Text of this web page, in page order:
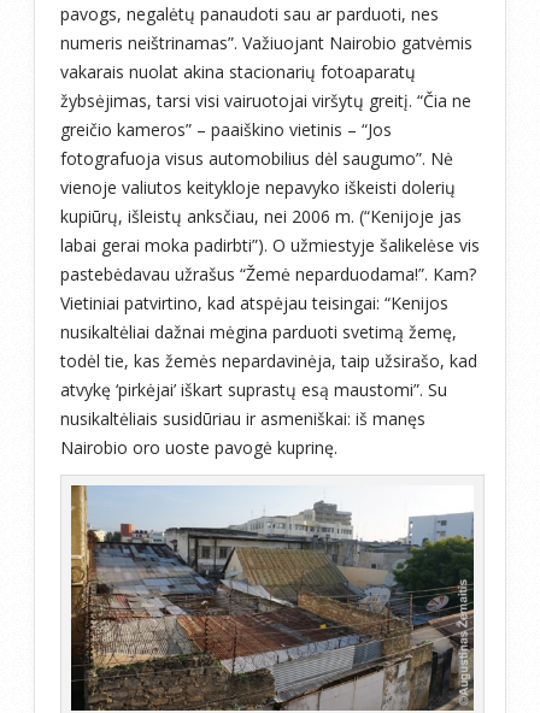
pavogs, negalėtų panaudoti sau ar parduoti, nes
numeris neištrinamas”. Važiuojant Nairobio gatvėmis
vakarais nuolat akina stacionarių fotoaparatų
žybsėjimas, tarsi visi vairuotojai viršytų greitį. “Čia ne
greičio kameros” – paaiškino vietinis – “Jos
fotografuoja visus automobilius dėl saugumo”. Nė
vienoje valiutos keitykloje nepavyko iškeisti dolerių
kupiūrų, išleistų anksčiau, nei 2006 m. (“Kenijoje jas
labai gerai moka padirbti”). O užmiestyje šalikelėse vis
pastebėdavau užrašus “Žemė neparduodama!”. Kam?
Vietiniai patvirtino, kad atspėjau teisingai: “Kenijos
nusikaltėliai dažnai mėgina parduoti svetimą žemę,
todėl tie, kas žemės nepardavinėja, taip užsirašo, kad
atvykę ‘pirkėjai’ iškart suprastų esą maustomi”. Su
nusikaltėliais susidūriau ir asmeniškai: iš manęs
Nairobio oro uoste pavogė kuprinę.